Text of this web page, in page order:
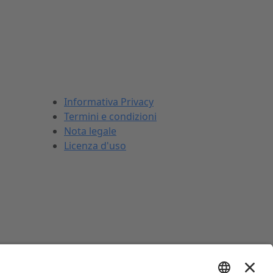
Informativa Privacy
Termini e condizioni
Nota legale
Licenza d'uso